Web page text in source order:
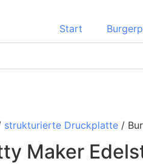
Start
strukturierte Druckplatte /
Maker